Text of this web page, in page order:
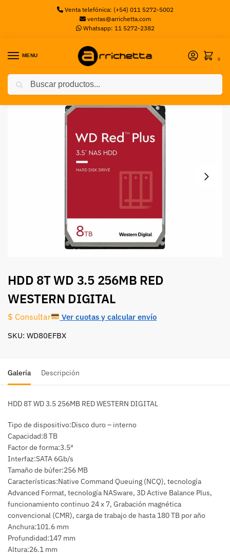
Venta telefónica: (+54) 011 5272-5002
ventas@arrichetta.com
Whatsapp: 11 5272-2382
MENU
0
Inicio Discos Mecanicos / HDD 8T WD 3.5 256MB RED WESTERN DIGITAL
HDD 8T WD 3.5 256MB RED
WESTERN DIGITAL
$ Consultar Ver cuotas y calcular envío
SKU: WD80EFBX
Galería Descripción
HDD 8T WD 3.5 256MB RED WESTERN DIGITAL
Tipo de dispositivo:Disco duro – interno
Capacidad:8 TB
Factor de forma:3.5″
Interfaz:SATA 6Gb/s
Tamaño de búfer:256 MB
Características:Native Command Queuing (NCQ), tecnología
Advanced Format, tecnología NASware, 3D Active Balance Plus,
funcionamiento continuo 24 x 7, Grabación magnética
convencional (CMR), carga de trabajo de hasta 180 TB por año
Anchura:101.6 mm
Profundidad:147 mm
Altura:26.1 mm